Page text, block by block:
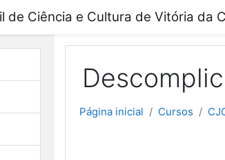
de Ciência e Cultura de Vitória da
Página inicial Cursos